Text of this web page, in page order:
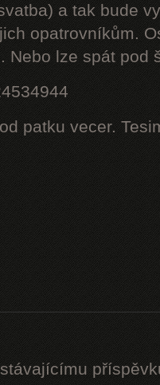
a tak bude
opatrovníkům.
Nebo lze spát pod
patku vecer.